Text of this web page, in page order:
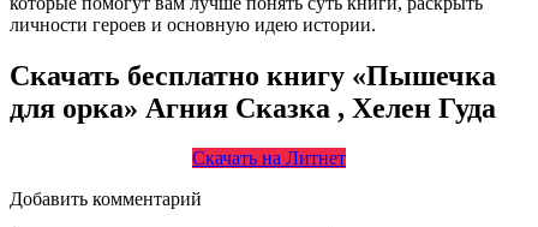
личности героев и основную идею истории.
Скачать бесплатно книгу «Пышечка
для орка» Агния Сказка , Хелен Гуда
Скачать на Литнет
Добавить комментарий